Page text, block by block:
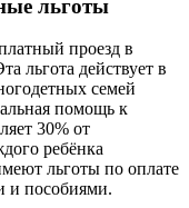
льготы
проезд в
льгота действует в
семей
помощь к
30% от
ребёнка
льготы по оплате
и пособиями.